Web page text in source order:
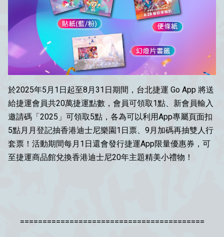
於2025年5月1日起至8月31日期間，台北捷運 Go App 將送
給捷運會員共20萬捷運點數，會員可領取1點、新會員輸入
邀請碼「2025」可領取5點，各為可以利用App專屬頁面扣
5點月月登記抽香港迪士尼樂園1日票、9月加碼再抽雙人行
套票！活動期間每月1日還會發行捷運App限量優惠券，可
至捷運商品館兌換香港迪士尼20年主題精美小禮物！
=========================================